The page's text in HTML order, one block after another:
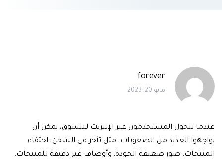
forever
مايو 20, 2023
عندما يتجول المستخدمون عبر الإنترنت للتسوق، يمكن أن
يواجهوا العديد من الصعوبات، مثل تأخر في الشحن، اختفاء
المنتجات، صور ضعيفة الجودة، وأوصاف غير دقيقة للمنتجات.